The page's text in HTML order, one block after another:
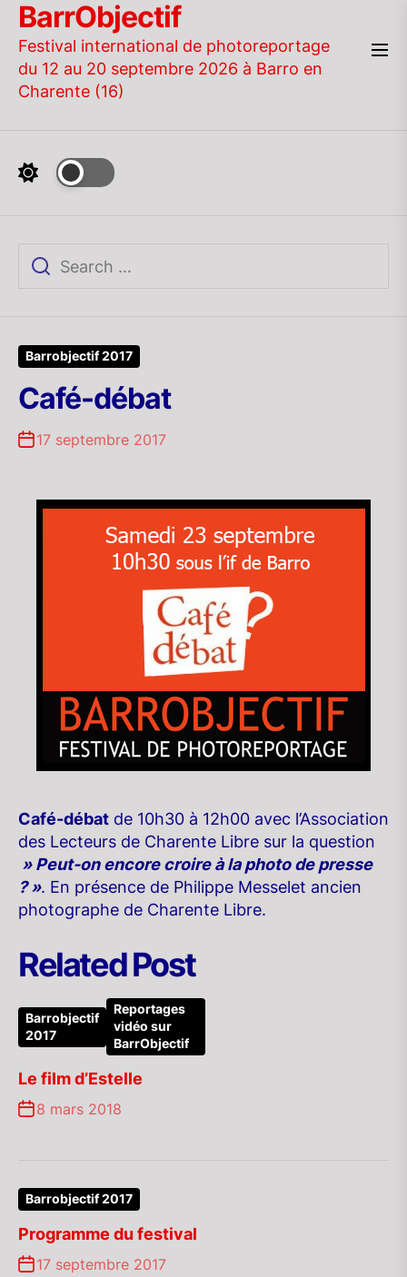
Skip
the
content
BarrObjectif
Festival international de photoreportage
du 12 au 20 septembre 2026 à Barro en
Charente (16)
Barrobjectif 2017
Café-débat
17 septembre 2017
Café-débat de 10h30 à 12h00 avec l’Association
des Lecteurs de Charente Libre sur la question
» Peut-on encore croire à la photo de presse
? ». En présence de Philippe Messelet ancien
photographe de Charente Libre.
Related Post
Barrobjectif
2017
Reportages
vidéo sur
BarrObjectif
Le film d’Estelle
8 mars 2018
Barrobjectif 2017
Programme du festival
17 septembre 2017